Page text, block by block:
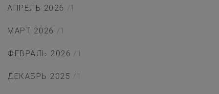
АПРЕЛЬ 2026 /1
МАРТ 2026 /1
ФЕВРАЛЬ 2026 /1
ДЕКАБРЬ 2025 /1